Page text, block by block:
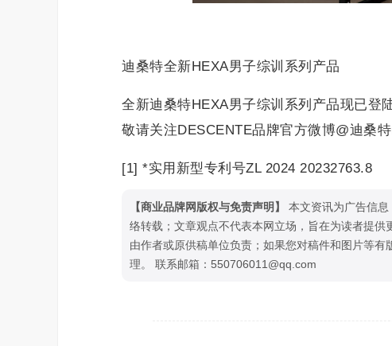
迪桑特全新HEXA男子综训系列产品
全新迪桑特HEXA男子综训系列产品现已登
敬请关注DESCENTE品牌官方微博@迪桑
[1] *实用新型专利号ZL 2024 20232763.8
【商业品牌网版权与免责声明】
本文资讯为广告信
络转载；文章观点不代表本网立场，旨在为读者提
由作者或原供稿单位负责；如果您对稿件和图片等
理。 联系邮箱：550706011@qq.com